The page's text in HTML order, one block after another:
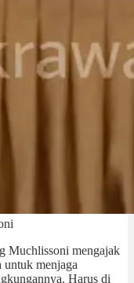
Muchlissoni mengajak
untuk menjaga
Harus di